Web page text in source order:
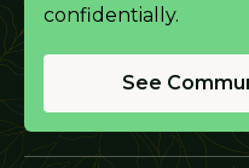
confidentially.
See